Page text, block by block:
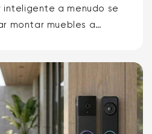
inteligente a menudo se
montar muebles a